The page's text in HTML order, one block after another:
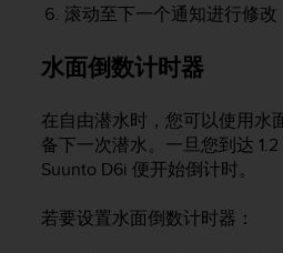
滚动至下一个通知进行修改
水面倒数计时器
在自由潜水时，您可以使用水
备下一次潜水。一旦您到达 1.2
Suunto D6i 便开始倒计时。
若要设置水面倒数计时器：